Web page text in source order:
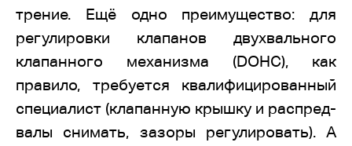
трение. Ещё одно преимущество: для
регулировки клапанов двухвального
клапанного механизма (DOHC), как
правило, требуется квалифицированный
специалист (клапанную крышку и распред-
валы снимать, зазоры регулировать). А